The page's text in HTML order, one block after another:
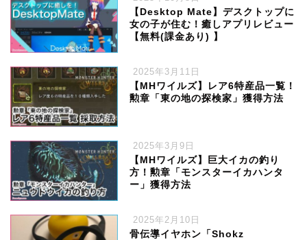
【Desktop Mate】デスクトップに
女の子が住む！癒しアプリレビュー
【無料(課金あり) 】
2025年3月11日
【MHワイルズ】レア6特産品一覧！
勲章「東の地の探検家」獲得方法
2025年3月9日
【MHワイルズ】巨大イカの釣り
方！勲章「モンスターイカハンタ
ー」獲得方法
2025年2月10日
骨伝導イヤホン「Shokz